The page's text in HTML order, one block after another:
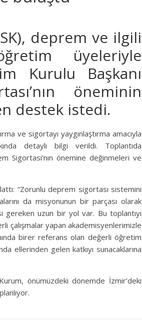
deprem ve ilgili
üyeleriyle
Kurulu Başkanı
öneminin
destek istedi.
ve sigortayı yaygınlaştırma amacıyla
detaylı bilgi verildi. Toplantıda
Sigortası’nın önemine değinmeleri ve
“Zorunlu deprem sigortası sistemini
da misyonunun bir parçası olarak
uzun bir yol var. Bu toplantıyı
çalışmalar yapan akademisyenlerimizle
birer referans olan değerli öğretim
ellerinden gelen katkıyı sunacaklarına
önümüzdeki dönemde İzmir’deki